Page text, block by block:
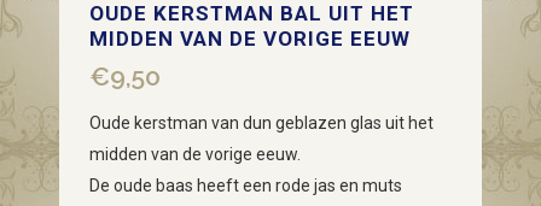
OUDE KERSTMAN BAL UIT HET
MIDDEN VAN DE VORIGE EEUW
€9,50
Oude kerstman van dun geblazen glas uit het
midden van de vorige eeuw.
De oude baas heeft een rode jas en muts